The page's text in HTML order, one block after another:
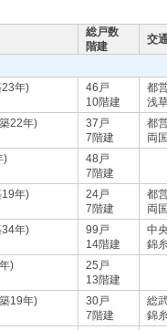
総戸数
階建
交
年)
46戸
10階建
都
浅
22年)
37戸
7階建
都
両
)
48戸
7階建
年)
24戸
7階建
都
両
年)
99戸
14階建
中
錦
)
25戸
13階建
19年)
30戸
7階建
総
錦